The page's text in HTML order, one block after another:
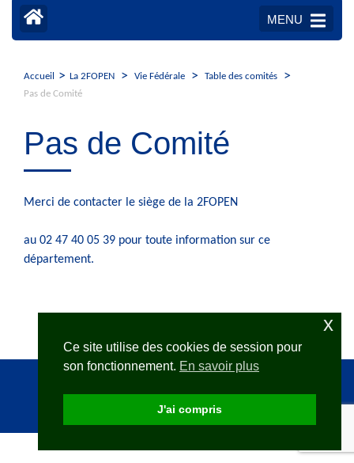
MENU
Accueil > La 2FOPEN > Vie Fédérale > Table des comités >
Pas de Comité
Pas de Comité
Merci de contacter le siège de la 2FOPEN
au 02 47 40 05 39 pour toute information sur ce
département.
2FOPEN avecRara ThemesPropulsé parWordPress.
Ce site utilise des cookies de session pour
son fonctionnement. En savoir plus
J'ai compris
x